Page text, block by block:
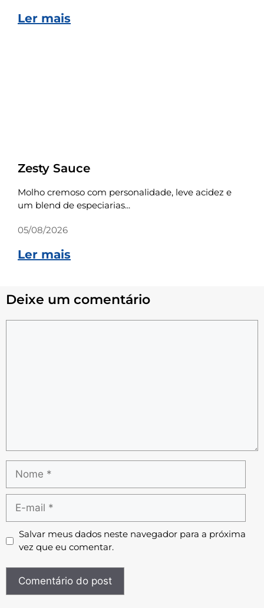
Ler mais
Zesty Sauce
Molho cremoso com personalidade, leve acidez e
um blend de especiarias...
05/08/2026
Ler mais
Deixe um comentário
Salvar meus dados neste navegador para a próxima
vez que eu comentar.